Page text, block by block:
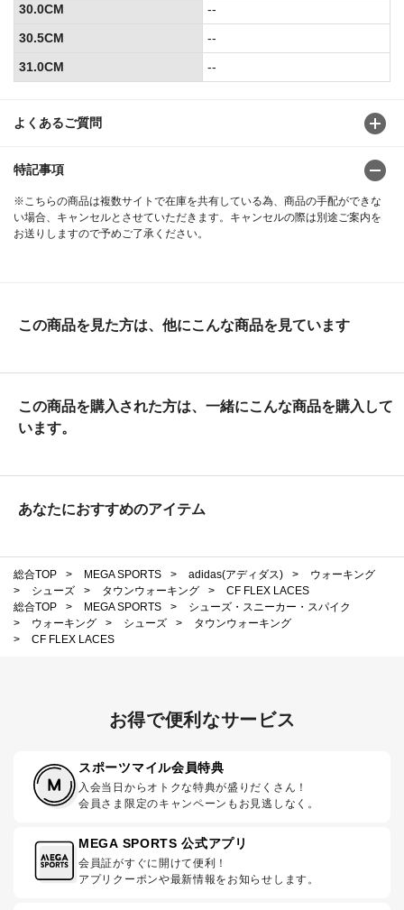
よくあるご質問
特記事項
※こちらの商品は複数サイトで在庫を共有している為、商品の手配ができな
い場合、キャンセルとさせていただきます。キャンセルの際は別途ご案内を
お送りしますので予めご了承ください。
30.0CM
--
30.5CM
--
31.0CM
--
この商品を見た方は、他にこんな商品を見ています
この商品を購入された方は、一緒にこんな商品を購入して
います。
あなたにおすすめのアイテム
総合TOP > MEGA SPORTS > adidas(アディダス) >
ウォーキング
>
シューズ > タウンウォーキング >
CF FLEX LACES
総合TOP
> MEGA SPORTS >
シューズ・スニーカー・スパイク
>
ウォーキング > シューズ >
タウンウォーキング
>
CF FLEX LACES
お得で便利なサービス
スポーツマイル会員特典
入会当日からオトクな特典が盛りだくさん！
会員さま限定のキャンペーンもお見逃しなく。
MEGA SPORTS 公式アプリ
会員証がすぐに開けて便利！
アプリクーポンや最新情報をお知らせします。